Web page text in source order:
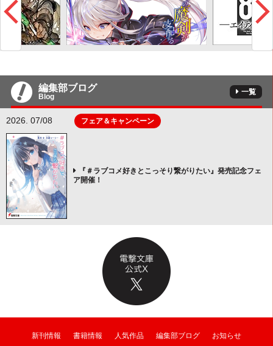
編集部ブログ
Blog
一覧
2026. 07/08 フェア＆キャンペーン
『＃ラブコメ好きとこっそり繋がりたい』発売記念フェ
ア開催！
新刊情報 書籍情報 人気作品 編集部ブログ お知らせ